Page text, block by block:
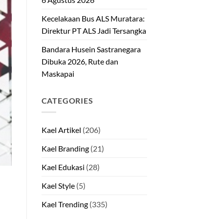
Kecelakaan Bus ALS Muratara:
Direktur PT ALS Jadi Tersangka
Bandara Husein Sastranegara
Dibuka 2026, Rute dan
Maskapai
CATEGORIES
Kael Artikel (206)
Kael Branding(21)
Kael Edukasi (28)
Kael Style(5)
Kael Trending(335)